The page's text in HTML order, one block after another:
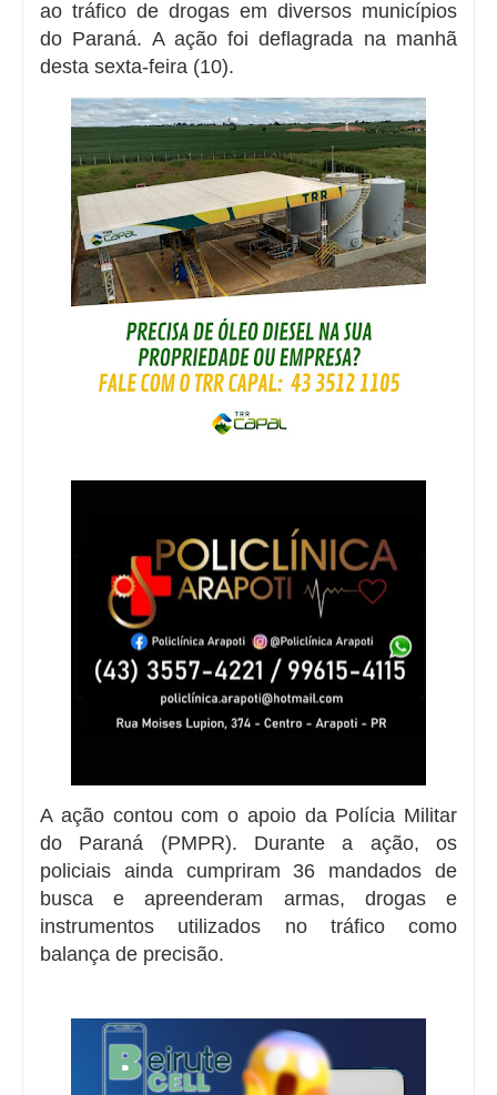
ao tráfico de drogas em diversos municípios
do Paraná. A ação foi deflagrada na manhã
desta sexta-feira (10).
A ação contou com o apoio da Polícia Militar
do Paraná (PMPR). Durante a ação, os
policiais ainda cumpriram 36 mandados de
busca e apreenderam armas, drogas e
instrumentos utilizados no tráfico como
balança de precisão.